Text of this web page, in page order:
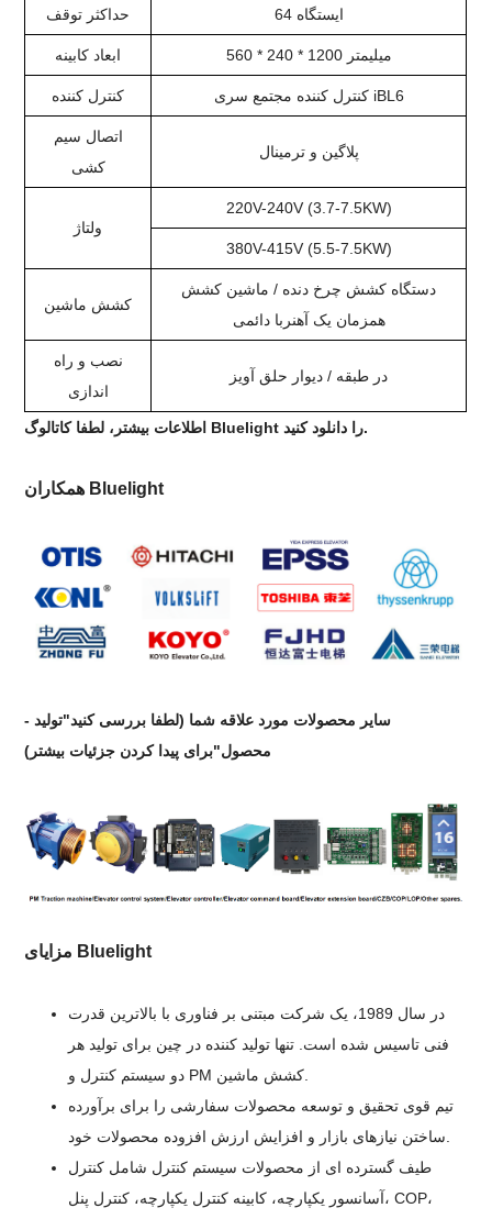
حداکثر توقف 64 ایستگاه
ابعاد کابینه 560 * 240 * 1200 میلیمتر
کنترل کننده کنترل کننده مجتمع سری iBL6
اتصال سیم
کشی
پلاگین و ترمینال
ولتاژ
220V-240V (3.7-7.5KW)
380V-415V (5.5-7.5KW)
کشش ماشین
دستگاه کشش چرخ دنده / ماشین کشش
همزمان یک آهنربا دائمی
نصب و راه
اندازی
در طبقه / دیوار حلق آویز
اطلاعات بیشتر، لطفا کاتالوگ Bluelight را دانلود کنید.
همکاران Bluelight
سایر محصولات مورد علاقه شما (لطفا بررسی کنید"تولید -
محصول"برای پیدا کردن جزئیات بیشتر)
مزایای Bluelight
در سال 1989، یک شرکت مبتنی بر فناوری با بالاترین قدرت
فنی تاسیس شده است. تنها تولید کننده در چین برای تولید هر
دو سیستم کنترل و PM کشش ماشین.
تیم قوی تحقیق و توسعه محصولات سفارشی را برای برآورده
ساختن نیازهای بازار و افزایش ارزش افزوده محصولات خود.
طیف گسترده ای از محصولات سیستم کنترل شامل کنترل
آسانسور یکپارچه، کابینه کنترل یکپارچه، کنترل پنل، COP،